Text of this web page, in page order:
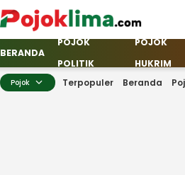
pojoklima.com
Mojokin
BERANDA
POJOK
POLITIK
POJOK
HUKRIM
Pojok Terpopuler Beranda